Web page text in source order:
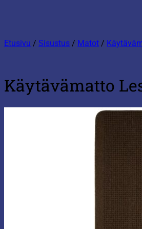
Etusivu / Sisustus / Matot /
Käytävämatto